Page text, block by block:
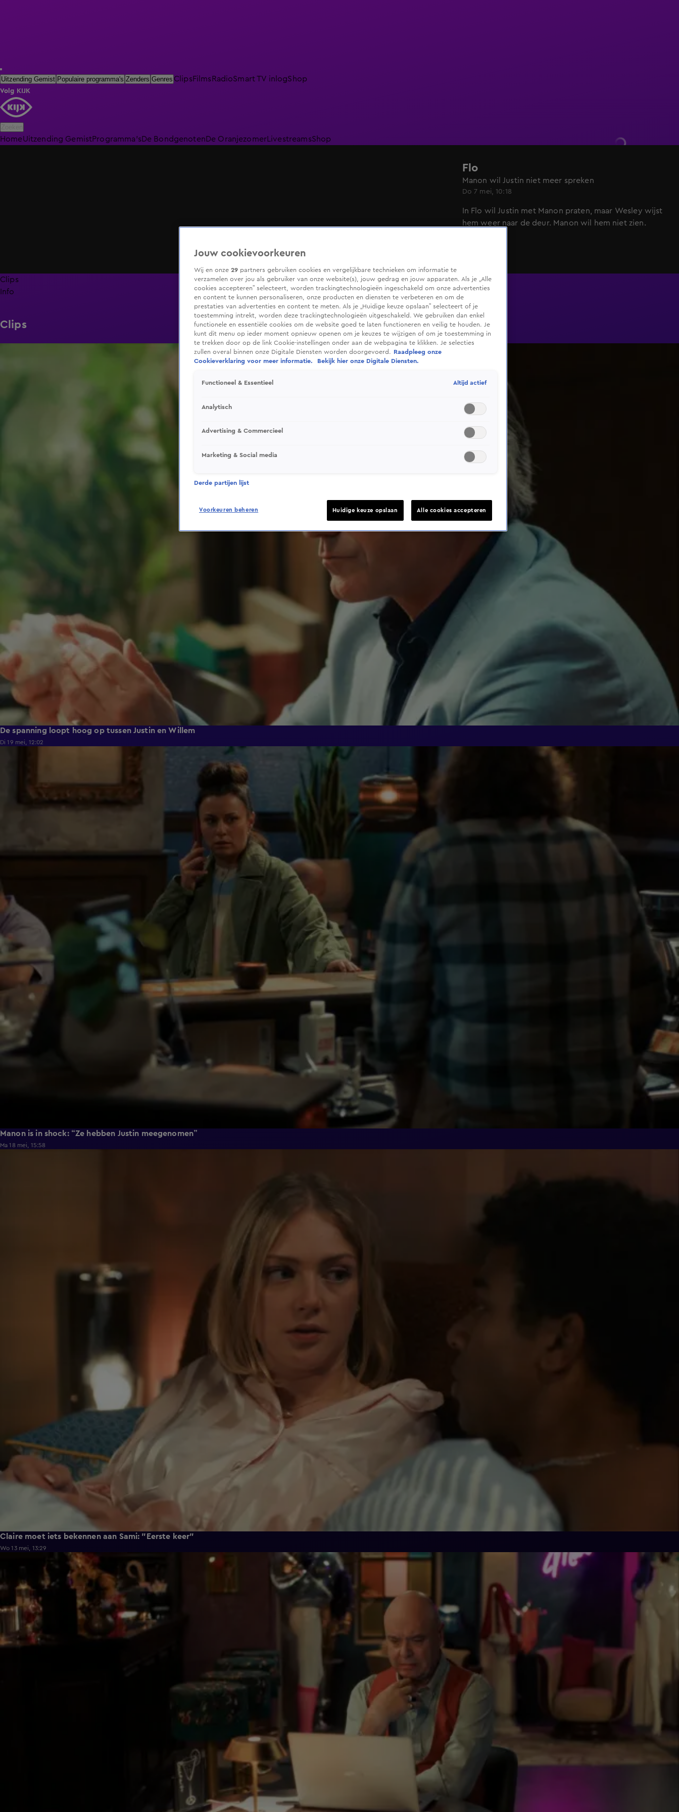
Uitzending Gemist Populaire programma's Zenders Genres ClipsFilmsRadioSmart TV inlogShop
Volg KIJK
HomeUitzending GemistProgramma'sDe BondgenotenDe Oranjezomer LivestreamsShop
Flo
Manon wil Justin niet meer spreken
Do 7 mei, 10:18
In Flo wil Justin met Manon praten, maar Wesley wijst
hem weer naar de deur. Manon wil hem niet zien.
Clips
Info
Clips
De spanning loopt hoog op tussen Justin en Willem
Di 19 mei, 12:02
Manon is in shock: “Ze hebben Justin meegenomen”
Ma 18 mei, 15:58
Claire moet iets bekennen aan Sami: "Eerste keer"
Wo 13 mei, 13:29
Jouw cookievoorkeuren
Wij en onze 29 partners gebruiken cookies en vergelijkbare technieken om informatie te
verzamelen over jou als gebruiker van onze website(s), jouw gedrag en jouw apparaten. Als je „Alle
cookies accepteren” selecteert, worden trackingtechnologieën ingeschakeld om onze advertenties
en content te kunnen personaliseren, onze producten en diensten te verbeteren en om de
prestaties van advertenties en content te meten. Als je „Huidige keuze opslaan” selecteert of je
toestemming intrekt, worden deze trackingtechnologieën uitgeschakeld. We gebruiken dan enkel
functionele en essentiële cookies om de website goed te laten functioneren en veilig te houden. Je
kunt dit menu op ieder moment opnieuw openen om je keuzes te wijzigen of om je toestemming in
te trekken door op de link Cookie-instellingen onder aan de webpagina te klikken. Je selecties
zullen overal binnen onze Digitale Diensten worden doorgevoerd.
Raadpleeg onze
Cookieverklaring voor meer informatie.
Bekijk hier onze Digitale Diensten.
Functioneel & Essentieel Altijd actief
Analytisch
Advertising & Commercieel
Marketing & Social media
Derde partijen lijst
Voorkeuren beheren Huidige keuze opslaan Alle cookies accepteren